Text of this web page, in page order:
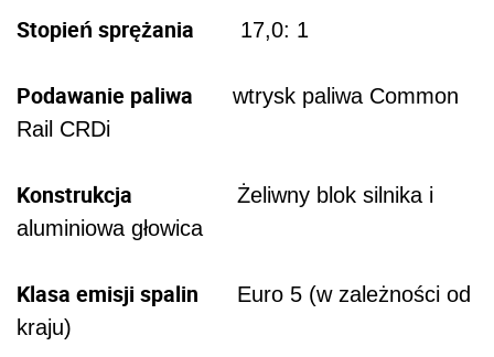
Stopień sprężania 17,0: 1
Podawanie paliwa wtrysk paliwa Common
Rail CRDi
Konstrukcja
Żeliwny blok silnika i
aluminiowa głowica
Klasa emisji spalin
Euro 5 (w zależności od
kraju)